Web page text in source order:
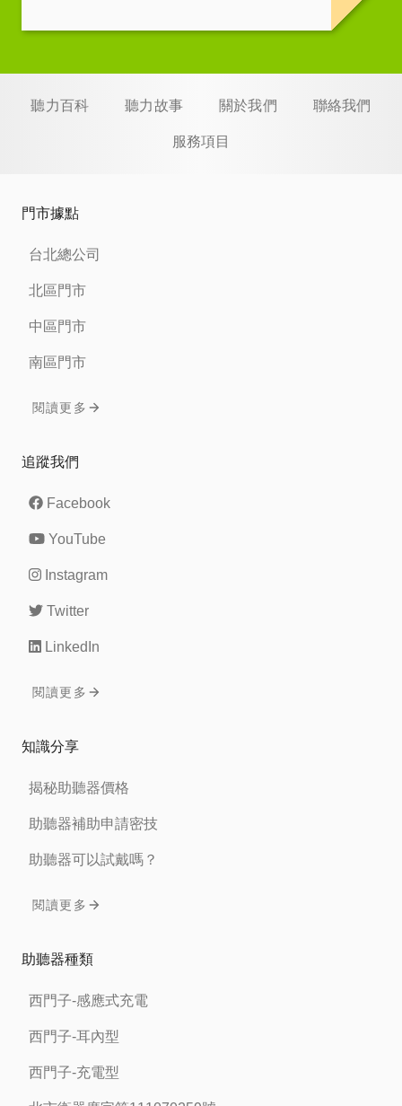
聽力百科 聽力故事 關於我們 聯絡我們
服務項目
門市據點
台北總公司
北區門市
中區門市
南區門市
閱讀更多
追蹤我們
Facebook
YouTube
Instagram
Twitter
LinkedIn
閱讀更多
知識分享
揭秘助聽器價格
助聽器補助申請密技
助聽器可以試戴嗎？
閱讀更多
助聽器種類
西門子-感應式充電
西門子-耳內型
西門子-充電型